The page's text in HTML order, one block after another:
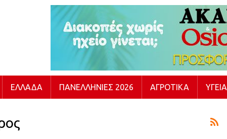
ΕΛΛΆΔΑ ΠΑΝΕΛΛΉΝΙΕΣ 2026 ΑΓΡΟΤΙΚΆ ΥΓΕΊΑ